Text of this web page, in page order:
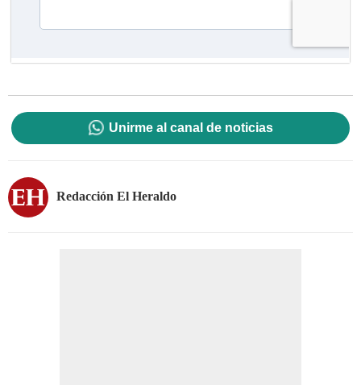
Unirme al canal de noticias
Redacción El Heraldo